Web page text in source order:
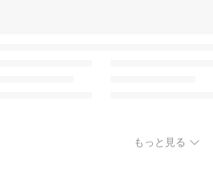
もっと見る